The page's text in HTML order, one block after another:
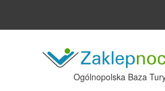
Ogólnopolska Baza